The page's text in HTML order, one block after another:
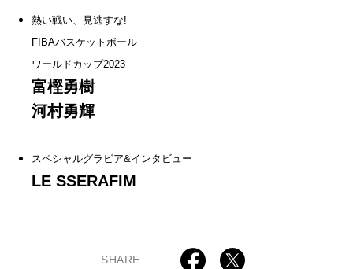
熱い戦い、見逃すな!
FIBAバスケットボール
ワールドカップ2023
富樫勇樹
河村勇輝
スペシャルグラビア&インタビュー
LE SSERAFIM
SHARE